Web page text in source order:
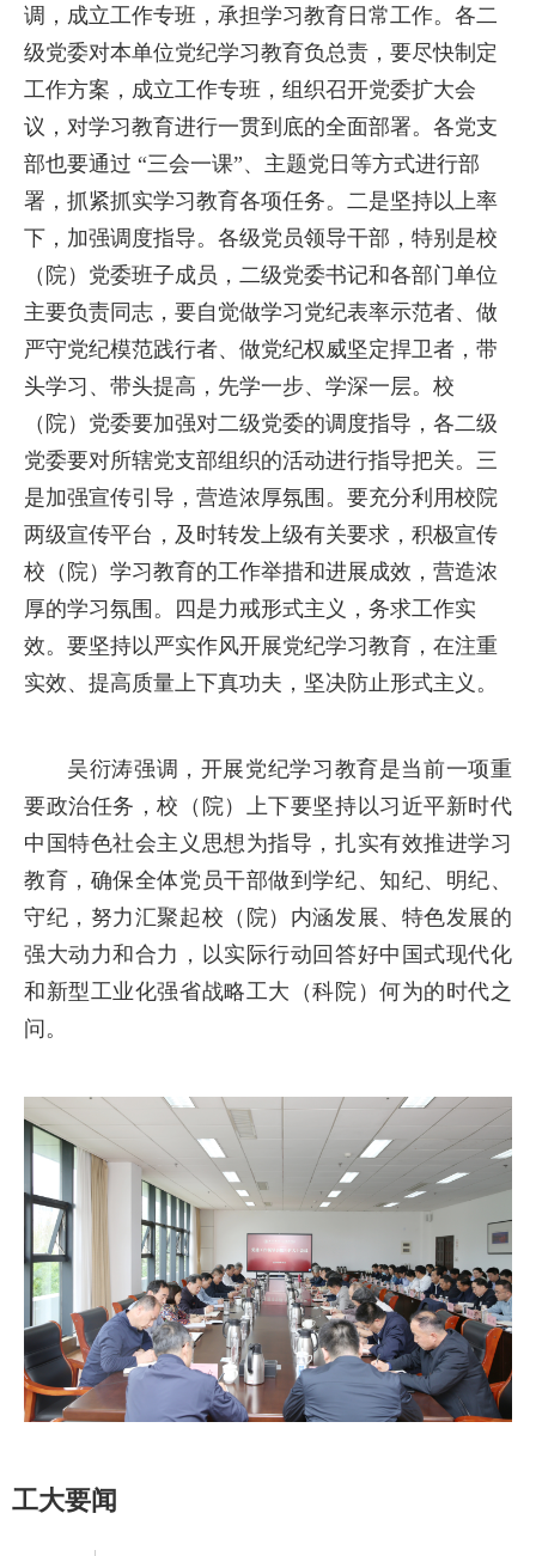
调，成立工作专班，承担学习教育日常工作。各二
级党委对本单位党纪学习教育负总责，要尽快制定
工作方案，成立工作专班，组织召开党委扩大会
议，对学习教育进行一贯到底的全面部署。各党支
部也要通过 “三会一课”、主题党日等方式进行部
署，抓紧抓实学习教育各项任务。二是坚持以上率
下，加强调度指导。各级党员领导干部，特别是校
（院）党委班子成员，二级党委书记和各部门单位
主要负责同志，要自觉做学习党纪表率示范者、做
严守党纪模范践行者、做党纪权威坚定捍卫者，带
头学习、带头提高，先学一步、学深一层。校
（院）党委要加强对二级党委的调度指导，各二级
党委要对所辖党支部组织的活动进行指导把关。三
是加强宣传引导，营造浓厚氛围。要充分利用校院
两级宣传平台，及时转发上级有关要求，积极宣传
校（院）学习教育的工作举措和进展成效，营造浓
厚的学习氛围。四是力戒形式主义，务求工作实
效。要坚持以严实作风开展党纪学习教育，在注重
实效、提高质量上下真功夫，坚决防止形式主义。
吴衍涛强调，开展党纪学习教育是当前一项重
要政治任务，校（院）上下要坚持以习近平新时代
中国特色社会主义思想为指导，扎实有效推进学习
教育，确保全体党员干部做到学纪、知纪、明纪、
守纪，努力汇聚起校（院）内涵发展、特色发展的
强大动力和合力，以实际行动回答好中国式现代化
和新型工业化强省战略工大（科院）何为的时代之
问。
工大要闻